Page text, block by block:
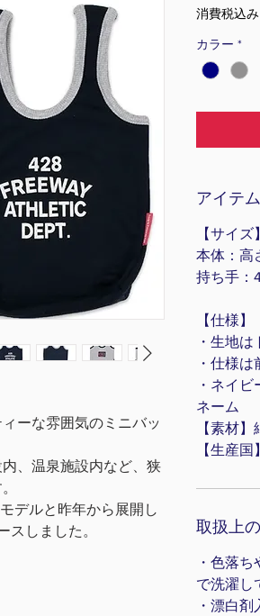
ーな雰囲気のミニバッ
、温泉施設内など、狭
デルと昨年から展開し
スしました。
消費税込み
カラー *
アイテ
【サイズ】
本体：高
持ち手：
【仕様】
・ 生地は
・仕様
・ネイ
ネーム
【素材】
【生産
取扱上
・色落
で洗濯し
・漂白